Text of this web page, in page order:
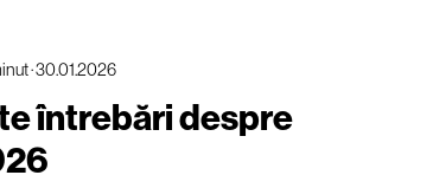
·30.01.2026
întrebări despre